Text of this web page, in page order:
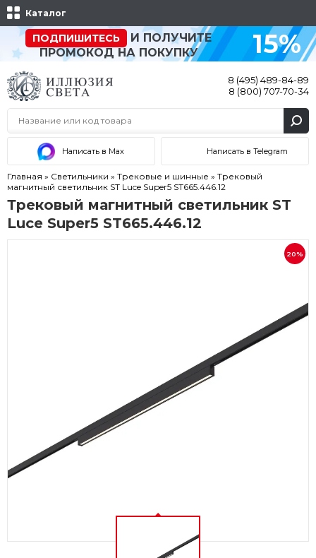
Каталог
ПОДПИШИТЕСЬ
И ПОЛУЧИТЕ
ПРОМОКОД НА ПОКУПКУ
15%
8 (495) 489-84-89
8 (800) 707-70-34
Написать в Max Написать в Telegram
Главная » Светильники » Трековые и шинные » Трековый
магнитный светильник ST Luce Super5 ST665.446.12
Трековый магнитный светильник ST
Luce Super5 ST665.446.12
20%